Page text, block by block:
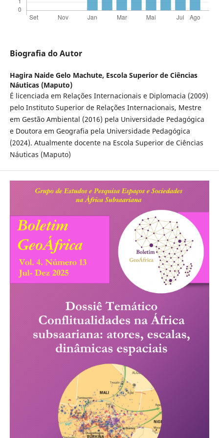
Biografia do Autor
Hagira Naide Gelo Machute, Escola Superior de Ciências
Náuticas (Maputo)
É licenciada em Relações Internacionais e Diplomacia (2009)
pelo Instituto Superior de Relações Internacionais, Mestre
em Gestão Ambiental (2016) pela Universidade Pedagógica
e Doutora em Geografia pela Universidade Pedagógica
(2024). Atualmente docente na Escola Superior de Ciências
Náuticas (Maputo)